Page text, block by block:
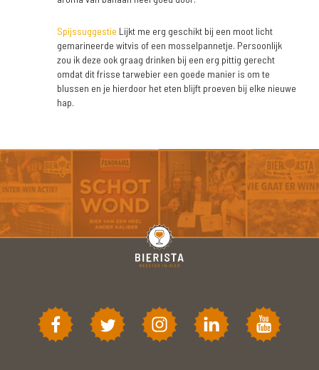
Spijssuggestie Lijkt me erg geschikt bij een moot licht
gemarineerde witvis of een mosselpannetje. Persoonlijk
zou ik deze ook graag drinken bij een erg pittig gerecht
omdat dit frisse tarwebier een goede manier is om te
blussen en je hierdoor het eten blijft proeven bij elke nieuwe
hap.